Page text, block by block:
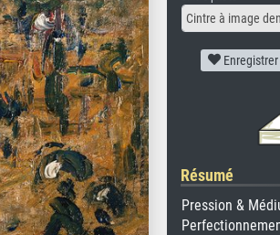
Cintre à image
Résumé
Pression &